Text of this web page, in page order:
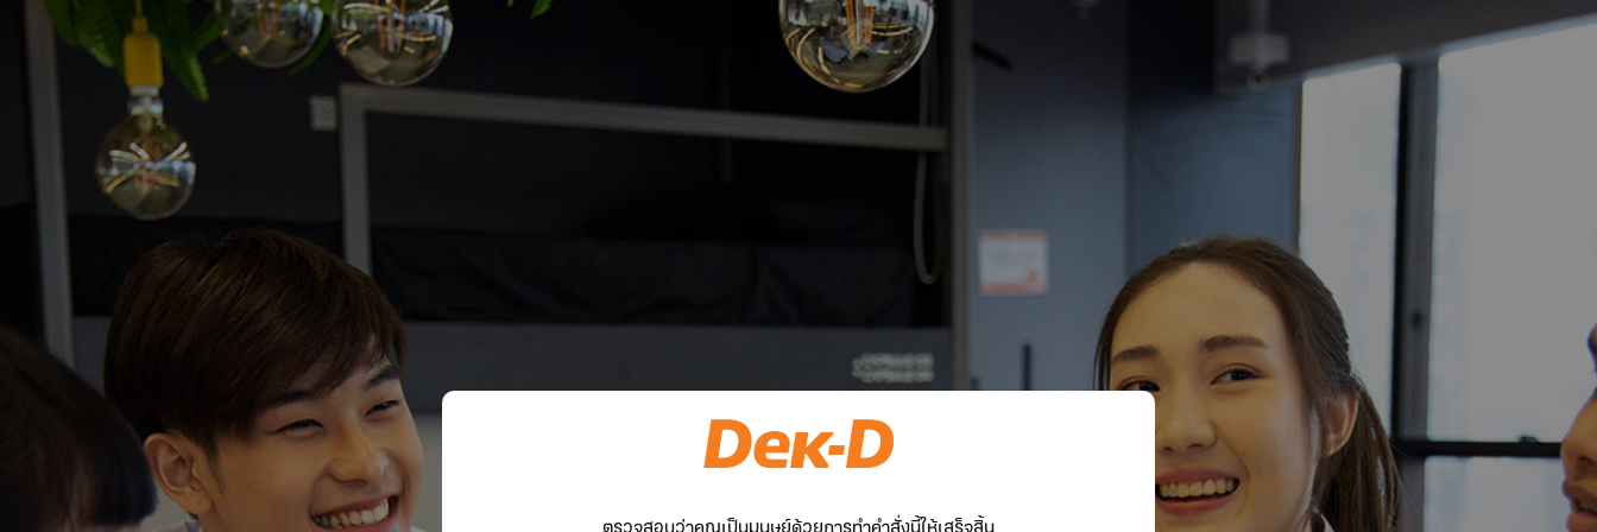
ตรวจสอบว่าคุณเป็นมนุษย์ด้วยการทำคำสั่งนี้ให้เสร็จสิ้น